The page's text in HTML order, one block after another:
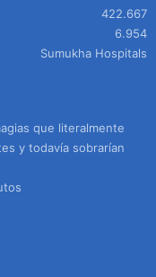
422.667
6.954
Sumukha Hospitals
que literalmente
y todavía sobrarían